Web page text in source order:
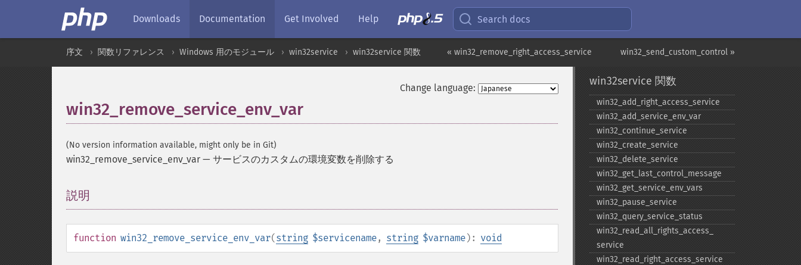
Downloads Documentation Get Involved Help Search docs
win32_send_custom_control »
« win32_remove_right_access_service
序文 関数リファレンス Windows 用のモジュール win32service win32service 関数
Change language:
win32_remove_service_env_var
(No version information available, might only be in Git)
win32_remove_service_env_var — サービスのカスタムの環境変数を削除する
説明
function win32_remove_service_env_var(string $servicename, string $varname): void
win32service 関数
win32_​add_​right_​access_​service
win32_​add_​service_​env_​var
win32_​continue_​service
win32_​create_​service
win32_​delete_​service
win32_​get_​last_​control_​message
win32_​get_​service_​env_​vars
win32_​pause_​service
win32_​query_​service_​status
win32_​read_​all_​rights_​access_​
service
win32_​read_​right_​access_​service